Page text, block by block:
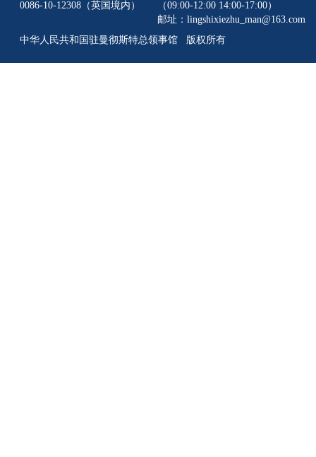
0086-10-12308（英国境内）
（09:00-12:00 14:00-17:00）
邮址：lingshixiezhu_man@163.com
中华人民共和国驻曼彻斯特总领事馆 版权所有